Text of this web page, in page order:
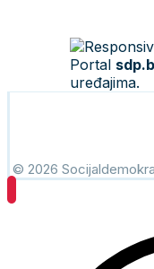
Portal
uređajima.
© 2026